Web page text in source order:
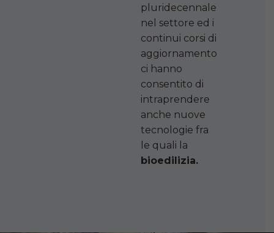
pluridecennale
nel settore ed i
continui corsi di
aggiornamento
ci hanno
consentito di
intraprendere
anche nuove
tecnologie fra
le quali la
bioedilizia.